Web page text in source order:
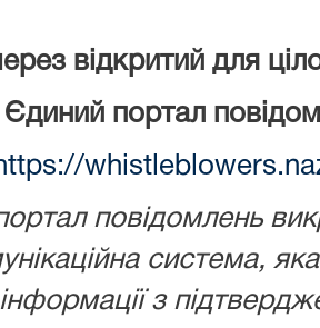
відкритий для
Єдиний портал
повідомлень
система,
з